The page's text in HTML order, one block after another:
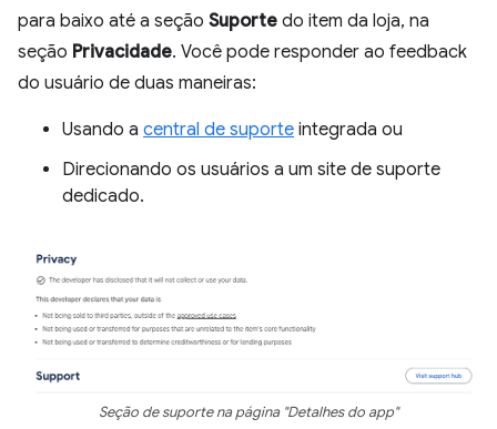
para baixo até a seção Suporte do item da loja, na
seção Privacidade. Você pode responder ao feedback
do usuário de duas maneiras:
Usando a central de suporte integrada ou
Direcionando os usuários a um site de suporte
dedicado.
Seção de suporte na página "Detalhes do app"